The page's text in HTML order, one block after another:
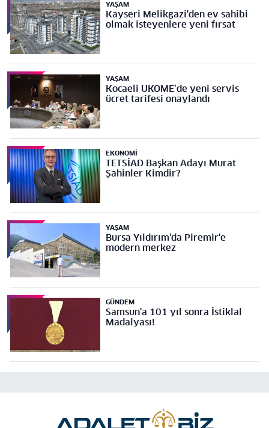
YAŞAM
Kayseri Melikgazi'den ev sahibi
olmak isteyenlere yeni fırsat
YAŞAM
Kocaeli UKOME’de yeni servis
ücret tarifesi onaylandı
EKONOMI
TETSİAD Başkan Adayı Murat
Şahinler Kimdir?
YAŞAM
Bursa Yıldırım'da Piremir'e
modern merkez
GÜNDEM
Samsun'a 101 yıl sonra İstiklal
Madalyası!